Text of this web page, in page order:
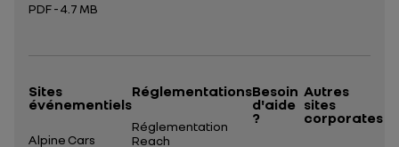
PDF - 4.7 MB
Sites
événementiels
Alpine Cars
Réglementations
Réglementation
Reach
Besoin
d'aide
?
Autres
sites
corporates